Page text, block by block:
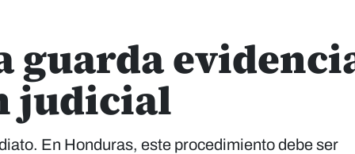
guarda
judicial
En Honduras, este procedimiento debe ser